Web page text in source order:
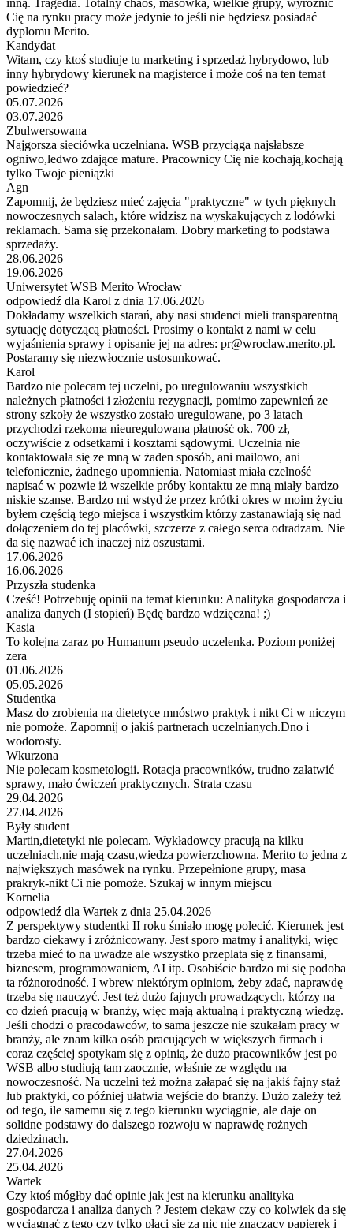
Cię na rynku pracy może jedynie to jeśli nie będziesz posiadać
dyplomu Merito.
Kandydat
Witam, czy ktoś studiuje tu marketing i sprzedaż hybrydowo, lub
inny hybrydowy kierunek na magisterce i może coś na ten temat
powiedzieć?
05.07.2026
03.07.2026
Zbulwersowana
Najgorsza sieciówka uczelniana. WSB przyciąga najsłabsze
ogniwo,ledwo zdające mature. Pracownicy Cię nie kochają,kochają
tylko Twoje pieniążki
Agn
Zapomnij, że będziesz mieć zajęcia "praktyczne" w tych pięknych
nowoczesnych salach, które widzisz na wyskakujących z lodówki
reklamach. Sama się przekonałam. Dobry marketing to podstawa
sprzedaży.
28.06.2026
19.06.2026
Uniwersytet WSB Merito Wrocław
odpowiedź dla Karol z dnia 17.06.2026
Dokładamy wszelkich starań, aby nasi studenci mieli transparentną
sytuację dotyczącą płatności. Prosimy o kontakt z nami w celu
wyjaśnienia sprawy i opisanie jej na adres: pr@wroclaw.merito.pl.
Postaramy się niezwłocznie ustosunkować.
Karol
Bardzo nie polecam tej uczelni, po uregulowaniu wszystkich
należnych płatności i złożeniu rezygnacji, pomimo zapewnień ze
strony szkoły że wszystko zostało uregulowane, po 3 latach
przychodzi rzekoma nieuregulowana płatność ok. 700 zł,
oczywiście z odsetkami i kosztami sądowymi. Uczelnia nie
kontaktowała się ze mną w żaden sposób, ani mailowo, ani
telefonicznie, żadnego upomnienia. Natomiast miała czelność
napisać w pozwie iż wszelkie próby kontaktu ze mną miały bardzo
niskie szanse. Bardzo mi wstyd że przez krótki okres w moim życiu
byłem częścią tego miejsca i wszystkim którzy zastanawiają się nad
dołączeniem do tej placówki, szczerze z całego serca odradzam. Nie
da się nazwać ich inaczej niż oszustami.
17.06.2026
16.06.2026
Przyszła studenka
Cześć! Potrzebuję opinii na temat kierunku: Analityka gospodarcza i
analiza danych (I stopień) Będę bardzo wdzięczna! ;)
Kasia
To kolejna zaraz po Humanum pseudo uczelenka. Poziom poniżej
zera
01.06.2026
05.05.2026
Studentka
Masz do zrobienia na dietetyce mnóstwo praktyk i nikt Ci w niczym
nie pomoże. Zapomnij o jakiś partnerach uczelnianych.Dno i
wodorosty.
Wkurzona
Nie polecam kosmetologii. Rotacja pracowników, trudno załatwić
sprawy, mało ćwiczeń praktycznych. Strata czasu
29.04.2026
27.04.2026
Były student
Martin,dietetyki nie polecam. Wykładowcy pracują na kilku
uczelniach,nie mają czasu,wiedza powierzchowna. Merito to jedna z
największych masówek na rynku. Przepełnione grupy, masa
prakryk-nikt Ci nie pomoże. Szukaj w innym miejscu
Kornelia
odpowiedź dla Wartek z dnia 25.04.2026
Z perspektywy studentki II roku śmiało mogę polecić. Kierunek jest
bardzo ciekawy i zróżnicowany. Jest sporo matmy i analityki, więc
trzeba mieć to na uwadze ale wszystko przeplata się z finansami,
biznesem, programowaniem, AI itp. Osobiście bardzo mi się podoba
ta różnorodność. I wbrew niektórym opiniom, żeby zdać, naprawdę
trzeba się nauczyć. Jest też dużo fajnych prowadzących, którzy na
co dzień pracują w branży, więc mają aktualną i praktyczną wiedzę.
Jeśli chodzi o pracodawców, to sama jeszcze nie szukałam pracy w
branży, ale znam kilka osób pracujących w większych firmach i
coraz częściej spotykam się z opinią, że dużo pracowników jest po
WSB albo studiują tam zaocznie, właśnie ze względu na
nowoczesność. Na uczelni też można załapać się na jakiś fajny staż
lub praktyki, co później ułatwia wejście do branży. Dużo zależy też
od tego, ile samemu się z tego kierunku wyciągnie, ale daje on
solidne podstawy do dalszego rozwoju w naprawdę rożnych
dziedzinach.
27.04.2026
25.04.2026
Wartek
Czy ktoś mógłby dać opinie jak jest na kierunku analityka
gospodarcza i analiza danych ? Jestem ciekaw czy co kolwiek da się
wyciągnąć z tego czy tylko płaci się za nic nie znaczący papierek i